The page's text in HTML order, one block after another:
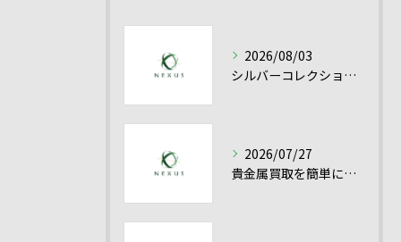
2026/08/03
シルバーコレクション売却を愛知県で有利に進める貴金属シルバー買取の実践ポイント
2026/07/27
貴金属買取を簡単に成功させるシルバー買取と高額売却のコツ